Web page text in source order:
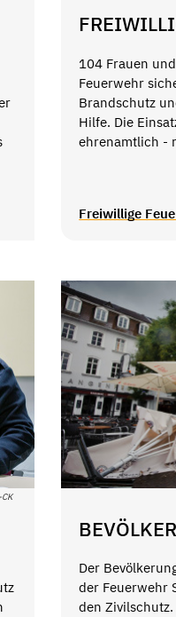
104 Frauen
Feuerwehr
Brandschutz
Hilfe. Die
ehrenamtlich -
Freiwillige
Der
der Feuerwehr
den Zivilschutz.